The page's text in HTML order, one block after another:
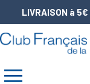
LIVRAISON à 5€